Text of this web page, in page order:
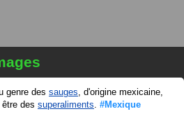
genre des sauges, d'origine mexicaine,
des superaliments. #Mexique